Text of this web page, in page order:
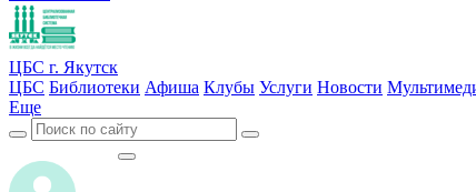
ЦБС г. Якутск
ЦБС Библиотеки Афиша Клубы Услуги Новости
Еще